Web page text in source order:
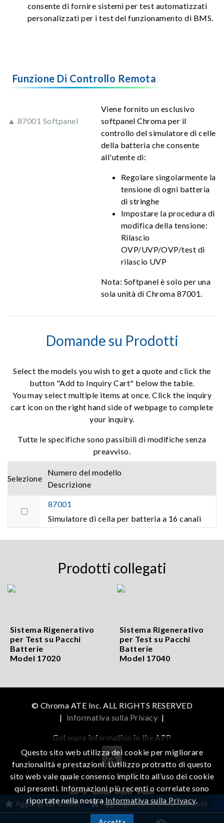
consente di fornire sistemi per test automatizzati
personalizzati per i test del funzionamento di BMS.
Funzione Di Controllo Remota
▲ 87001 Softpanel
Viene fornito un esclusivo
softpanel Chroma per il
controllo del simulatore di celle
della batteria che consente
all'utente di:
Regolare singolarmente la
tensione di ogni batteria
di stringhe
Impostare la procedura di
modifica della tensione:
Rilascio
OVP/UVP/OVP/test di
rilascio UVP
Nota: Softpanel è solo per una
sola unità di Chroma 87001.
Domande su Prodotti
Select the models you wish to get a quote and click the
button "Add to Inquiry Cart" below the table.
You may select multiple items at once. Click the inquiry
cart icon on the right hand side of webpage to complete
your inquiry.
Tutte le specifiche sono passibili di modifiche senza
preavviso.
Selezione
Numero del modello
Descrizione
87001
Simulatore di cella per batteria a 16 canali
Prodotti collegati
Sistema Rigenerativo
per Test su Pacchi
Batterie
Model 17020
Sistema Rigenerativo
per Test su Pacchi
Batterie
Model 17040
Aggiungi alla wishlist Aggiungi al carrello delle richieste
© Chroma ATE Inc. ALL RIGHTS RESERVED
| Informativa sulla Privacy |
Get more information in the APP
iOS Android
Questo sito web utilizza dei cookie per migliorare
funzionalità e prestazioni. L’utilizzo protratto di questo
sito web vale quale consenso implicito all’uso dei cookie
qui presenti. Informazioni più recenti o correlate sono
riportate nella nostraInformativa sulla Privacy.